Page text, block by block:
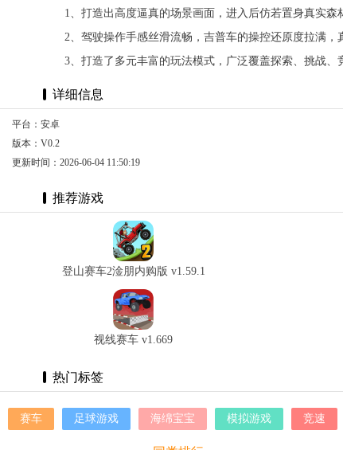
1、打造出高度逼真的场景画面，进入后仿若置身真实
2、驾驶操作手感丝滑流畅，吉普车的操控还原度拉满，
3、打造了多元丰富的玩法模式，广泛覆盖探索、挑战
详细信息
平台：安卓
版本：V0.2
更新时间：2026-06-04 11:50:19
推荐游戏
登山赛车2淦朋内购版 v1.59.1
视线赛车 v1.669
热门标签
赛车 足球游戏 海绵宝宝 模拟游戏 竞速